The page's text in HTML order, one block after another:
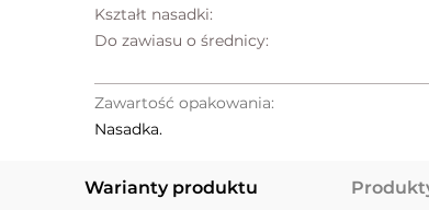
Kształt nasadki:
Do zawiasu o średnicy:
Zawartość opakowania:
Nasadka.
Warianty produktu